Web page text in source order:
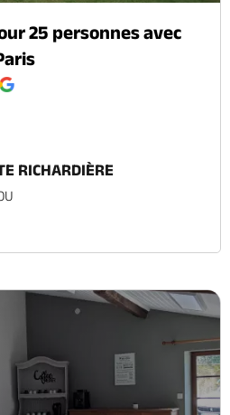
25 personnes avec
RICHARDIÈRE